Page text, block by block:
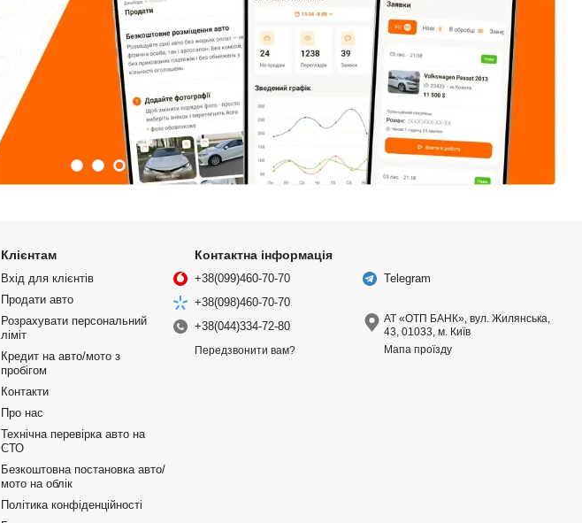
Клієнтам
Вхід для клієнтів
Продати авто
Розрахувати персональний
ліміт
Кредит на авто/мото з
пробігом
Контакти
Про нас
Технічна перевірка авто на
СТО
Безкоштовна постановка авто/
мото на облік
Політика конфіденційності
Контактна інформація
+38(099)460-70-70
+38(098)460-70-70
+38(044)334-72-80
Передзвонити вам?
Telegram
АТ «ОТП БАНК», вул. Жилянська,
43, 01033, м. Київ
Мапа проїзду